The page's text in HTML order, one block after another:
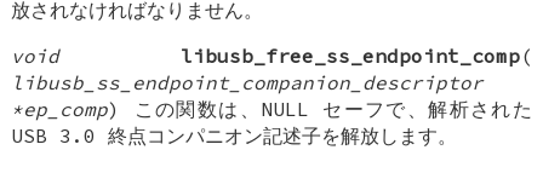
放されなければなりません。
void
libusb_free_ss_endpoint_comp(
libusb_ss_endpoint_companion_descriptor
*ep_comp) この関数は、NULL セーフで、解析された
USB 3.0 終点コンパニオン記述子を解放します。